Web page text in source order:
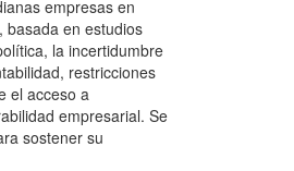
empresas en
basada en estudios
la incertidumbre
restricciones
el acceso a
empresarial. Se
sostener su